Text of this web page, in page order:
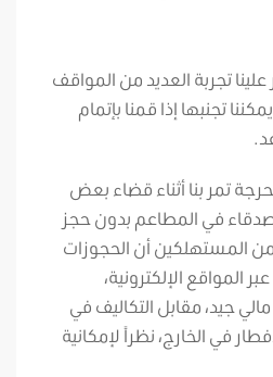
تجربة العديد من المواقف
تجنبها إذا قمنا بإتمام
تمر بنا أثناء قضاء بعض
في المطاعم بدون حجز
المستهلكين أن الحجوزات
المواقع الإلكترونية،
جيد، مقابل التكاليف في
في الخارج، نظراً لإمكانية